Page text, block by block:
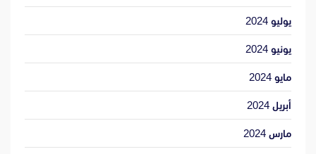
يوليو 2024
يونيو 2024
مايو 2024
أبريل 2024
مارس 2024